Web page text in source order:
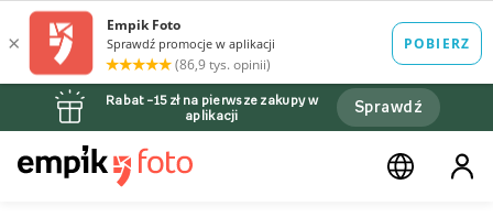
Rabat –15 zł na pierwsze zakupy w
aplikacji
Sprawdź